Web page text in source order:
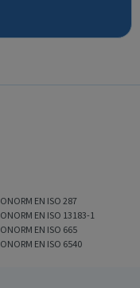
ONORM EN ISO 287
ONORM EN ISO 13183-1
ONORM EN ISO 665
ONORM EN ISO 6540